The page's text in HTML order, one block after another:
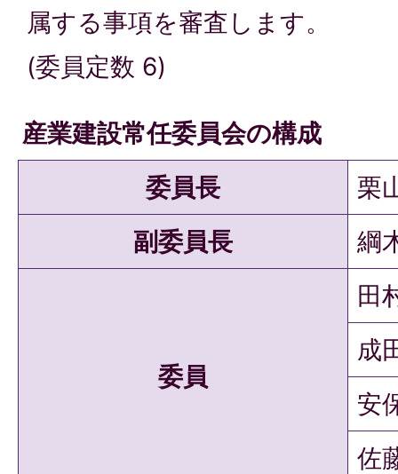
属する事項を審査します。
(委員定数 6)
産業建設常任委員会の構成
委員長
栗
副委員長
綱
委員
田
成
安
佐